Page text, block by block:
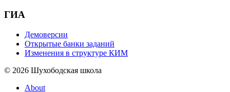
ГИА
Демоверсии
Открытые банки заданий
Изменения в структуре КИМ
© 2026 Шухободская школа
About